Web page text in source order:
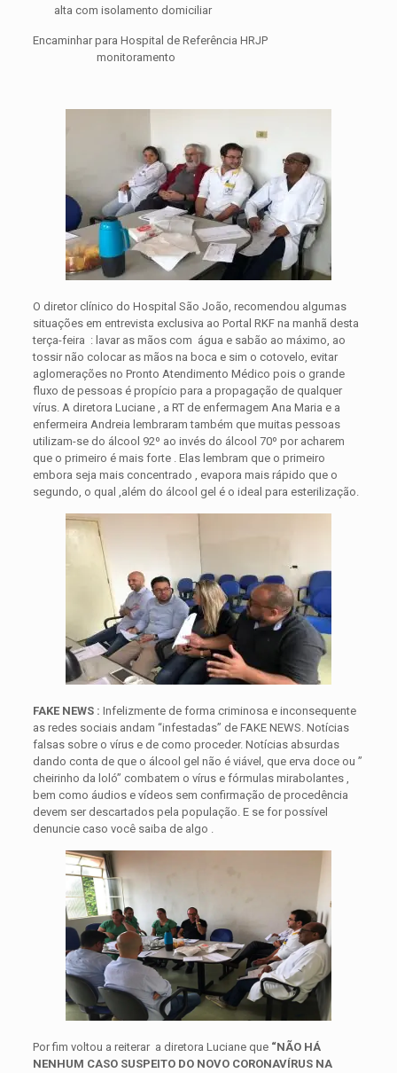
alta com isolamento domiciliar
Encaminhar para Hospital de Referência HRJP
monitoramento
O diretor clínico do Hospital São João, recomendou algumas
situações em entrevista exclusiva ao Portal RKF na manhã desta
terça-feira : lavar as mãos com água e sabão ao máximo, ao
tossir não colocar as mãos na boca e sim o cotovelo, evitar
aglomerações no Pronto Atendimento Médico pois o grande
fluxo de pessoas é propício para a propagação de qualquer
vírus. A diretora Luciane , a RT de enfermagem Ana Maria e a
enfermeira Andreia lembraram também que muitas pessoas
utilizam-se do álcool 92º ao invés do álcool 70º por acharem
que o primeiro é mais forte . Elas lembram que o primeiro
embora seja mais concentrado , evapora mais rápido que o
segundo, o qual ,além do álcool gel é o ideal para esterilização.
FAKE NEWS : Infelizmente de forma criminosa e inconsequente
as redes sociais andam “infestadas” de FAKE NEWS. Notícias
falsas sobre o vírus e de como proceder. Notícias absurdas
dando conta de que o álcool gel não é viável, que erva doce ou ”
cheirinho da loló” combatem o vírus e fórmulas mirabolantes ,
bem como áudios e vídeos sem confirmação de procedência
devem ser descartados pela população. E se for possível
denuncie caso você saiba de algo .
Por fim voltou a reiterar a diretora Luciane que “NÃO HÁ
NENHUM CASO SUSPEITO DO NOVO CORONAVÍRUS NA